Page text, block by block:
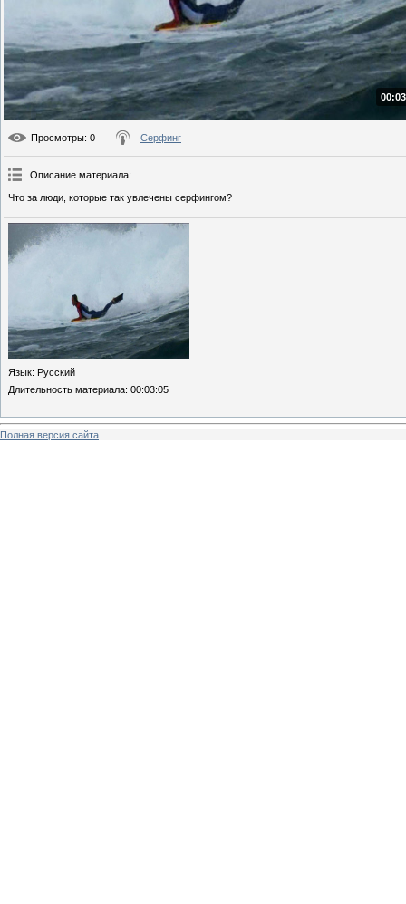
Просмотры: 0 Серфинг
Описание материала:
Что за люди, которые так увлечены серфингом?
Язык: Русский
Длительность материала: 00:03:05
Полная версия сайта